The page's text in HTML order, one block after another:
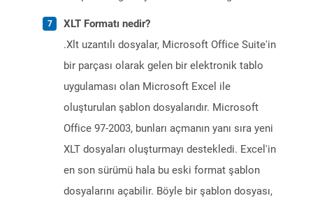
XLT Formatı nedir?
.Xlt uzantılı dosyalar, Microsoft Office Suite'in
bir parçası olarak gelen bir elektronik tablo
uygulaması olan Microsoft Excel ile
oluşturulan şablon dosyalarıdır. Microsoft
Office 97-2003, bunları açmanın yanı sıra yeni
XLT dosyaları oluşturmayı destekledi. Excel'in
en son sürümü hala bu eski format şablon
dosyalarını açabilir. Böyle bir şablon dosyası,